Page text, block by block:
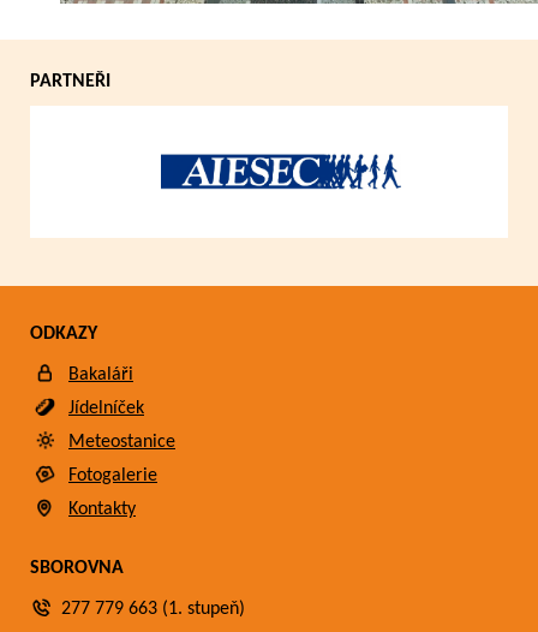
PARTNEŘI
ODKAZY
Bakaláři
Jídelníček
Meteostanice
Fotogalerie
Kontakty
SBOROVNA
277 779 663 (1. stupeň)